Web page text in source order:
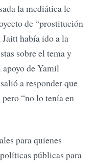
la mediática le
de “prostitución
había ido a la
sobre el tema y
apoyo de Yamil
a responder que
“no lo tenía en
para quienes
públicas para